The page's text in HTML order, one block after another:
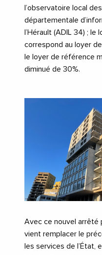
l’observatoire local
départementale
l’Hérault (ADIL 34) ;
correspond au loyer
le loyer de référence
diminué de 30%.
Avec ce nouvel arrêté
vient remplacer le
les services de l’État,